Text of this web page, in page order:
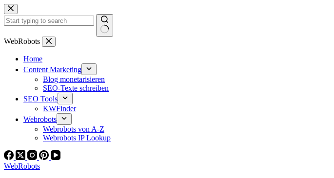
Zum
Inhalt
springen
Keine
WebRobots
Home
Content Marketing
Blog monetarisieren
SEO-Texte schreiben
SEO Tools
KWFinder
Webrobots
Webrobots von A-Z
Webrobots IP Lookup
WebRobots